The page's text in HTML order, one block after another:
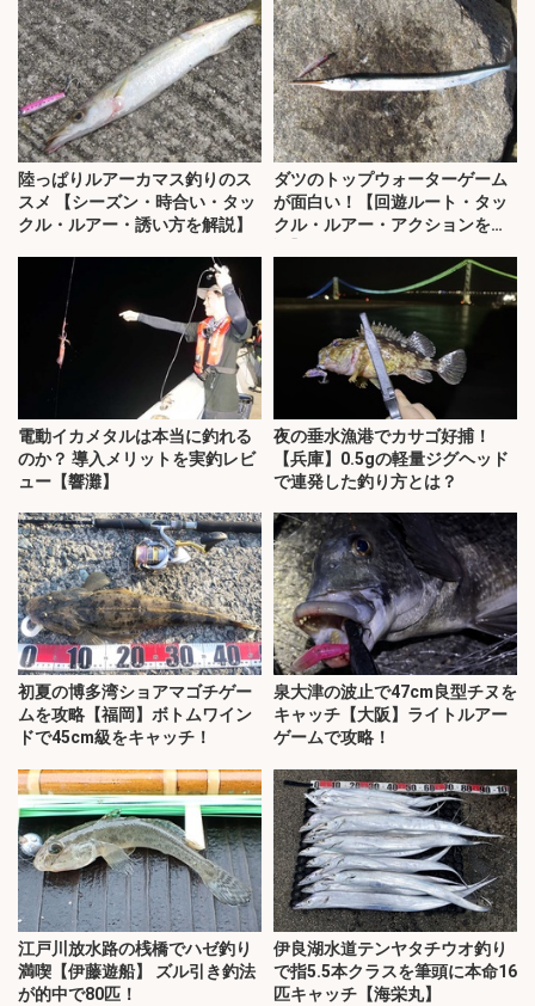
陸っぱりルアーカマス釣りのス
スメ 【シーズン・時合い・タッ
クル・ルアー・誘い方を解説】
ダツのトップウォーターゲーム
が面白い！【回遊ルート・タッ
クル・ルアー・アクションを解
電動イカメタルは本当に釣れる
のか？ 導入メリットを実釣レビ
ュー【響灘】
夜の垂水漁港でカサゴ好捕！
【兵庫】0.5gの軽量ジグヘッド
で連発した釣り方とは？
初夏の博多湾ショアマゴチゲー
ムを攻略【福岡】ボトムワイン
ドで45cm級をキャッチ！
泉大津の波止で47cm良型チヌを
キャッチ【大阪】ライトルアー
ゲームで攻略！
江戸川放水路の桟橋でハゼ釣り
満喫【伊藤遊船】 ズル引き釣法
が的中で80匹！
伊良湖水道テンヤタチウオ釣り
で指5.5本クラスを筆頭に本命16
匹キャッチ【海栄丸】